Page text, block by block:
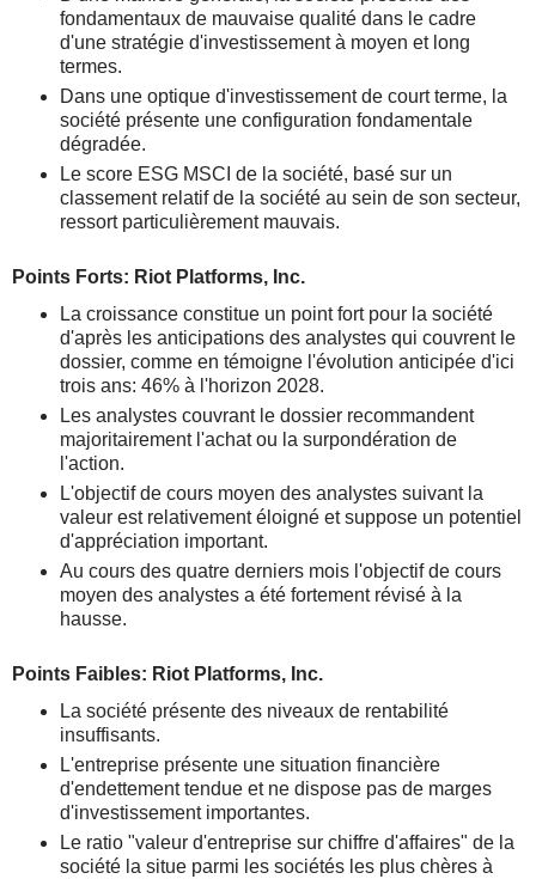
fondamentaux de mauvaise qualité dans le cadre
d'une stratégie d'investissement à moyen et long
termes.
Dans une optique d'investissement de court terme, la
société présente une configuration fondamentale
dégradée.
Le score ESG MSCI de la société, basé sur un
classement relatif de la société au sein de son secteur,
ressort particulièrement mauvais.
Points Forts: Riot Platforms, Inc.
La croissance constitue un point fort pour la société
d'après les anticipations des analystes qui couvrent le
dossier, comme en témoigne l'évolution anticipée d'ici
trois ans: 46% à l'horizon 2028.
Les analystes couvrant le dossier recommandent
majoritairement l'achat ou la surpondération de
l'action.
L'objectif de cours moyen des analystes suivant la
valeur est relativement éloigné et suppose un potentiel
d'appréciation important.
Au cours des quatre derniers mois l'objectif de cours
moyen des analystes a été fortement révisé à la
hausse.
Points Faibles: Riot Platforms, Inc.
La société présente des niveaux de rentabilité
insuffisants.
L'entreprise présente une situation financière
d'endettement tendue et ne dispose pas de marges
d'investissement importantes.
Le ratio "valeur d'entreprise sur chiffre d'affaires" de la
société la situe parmi les sociétés les plus chères à